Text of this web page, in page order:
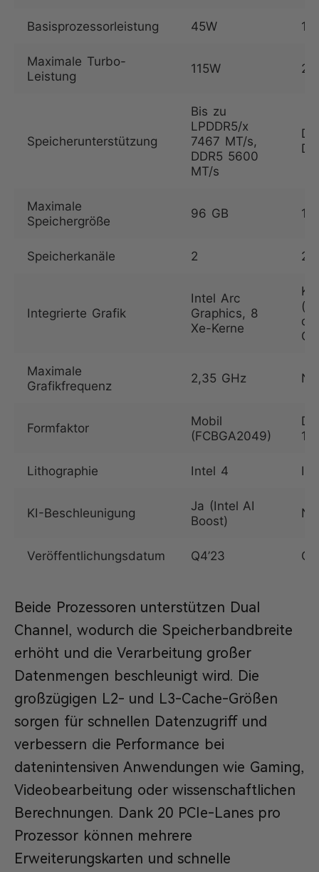
Basisprozessorleistung 45W
Maximale Turbo-
Leistung
115W
Speicherunterstützung
Bis zu
LPDDR5/x
7467 MT/s,
DDR5 5600
MT/s
Maximale
Speichergröße
96 GB
Speicherkanäle 2 2
Integrierte Grafik
Intel Arc
Graphics, 8
Xe-Kerne
Maximale
Grafikfrequenz
2,35 GHz N/
Formfaktor
Mobil
(FCBGA2049)
Lithographie Intel 4
KI-Beschleunigung
Ja (Intel AI
Boost)
Veröffentlichungsdatum Q4’23
Beide Prozessoren unterstützen Dual
Channel, wodurch die Speicherbandbreite
erhöht und die Verarbeitung großer
Datenmengen beschleunigt wird. Die
großzügigen L2- und L3-Cache-Größen
sorgen für schnellen Datenzugriff und
verbessern die Performance bei
datenintensiven Anwendungen wie Gaming,
Videobearbeitung oder wissenschaftlichen
Berechnungen. Dank 20 PCIe-Lanes pro
Prozessor können mehrere
Erweiterungskarten und schnelle